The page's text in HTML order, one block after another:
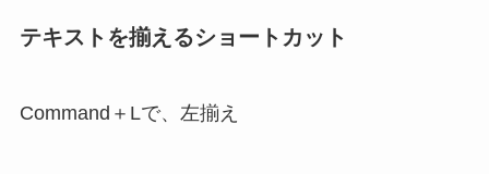
テキストを揃えるショートカット
Command＋Lで、左揃え